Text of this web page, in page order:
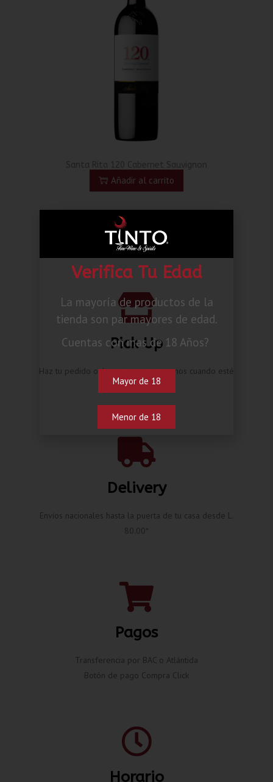
Añadir al carrito
Pick Up
Haz tu pedido online y te contactaremos cuando esté
listo.
Delivery
Envíos nacionales hasta la puerta de tu casa desde L.
80.00*
Pagos
Transferencia por BAC o Atlántida
Botón de pago Compra Click
Horario
Verifica Tu Edad
La mayoría de productos de la
tienda son par mayores de edad.
Cuentas con mas de 18 Años?
Mayor de 18
Menor de 18